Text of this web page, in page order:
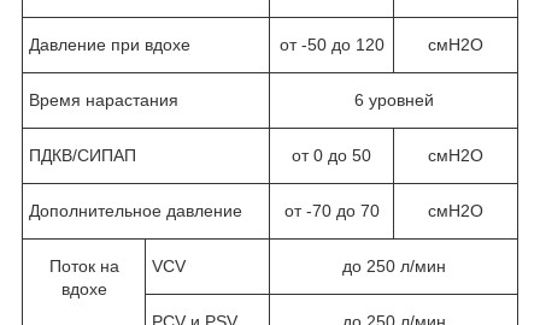
Давление при вдохе от -50 до 120 смН2О
Время нарастания 6 уровней
ПДКВ/СИПАП от 0 до 50 смН2О
Дополнительное давление от -70 до 70 смН2О
Поток на
вдохе
VCV до 250 л/мин
PCV и PSV до 250 л/мин